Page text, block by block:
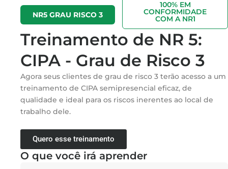
NR5 GRAU RISCO 3
100% EM
CONFORMIDADE
COM A NR1
Treinamento de NR 5:
CIPA - Grau de Risco 3
Agora seus clientes de grau de risco 3 terão acesso a um
treinamento de CIPA semipresencial eficaz, de
qualidade e ideal para os riscos inerentes ao local de
trabalho dele.
Quero esse treinamento
O que você irá aprender